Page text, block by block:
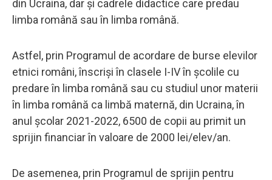
din Ucraina, dar și cadrele didactice care predau
limba română sau în limba română.
Astfel, prin Programul de acordare de burse elevilor
etnici români, înscriși în clasele I-IV în școlile cu
predare în limba română sau cu studiul unor materii
în limba română ca limbă maternă, din Ucraina, în
anul școlar 2021-2022, 6500 de copii au primit un
sprijin financiar în valoare de 2000 lei/elev/an.
De asemenea, prin Programul de sprijin pentru